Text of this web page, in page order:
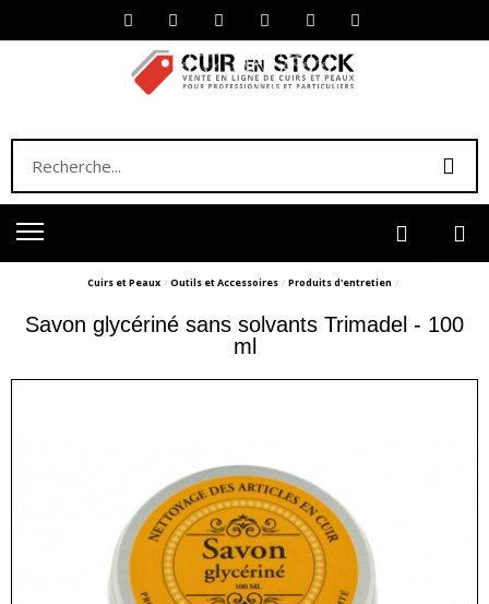
Cuirs et Peaux Outils et Accessoires Produits d'entretien
Savon glycériné sans solvants Trimadel - 100
ml